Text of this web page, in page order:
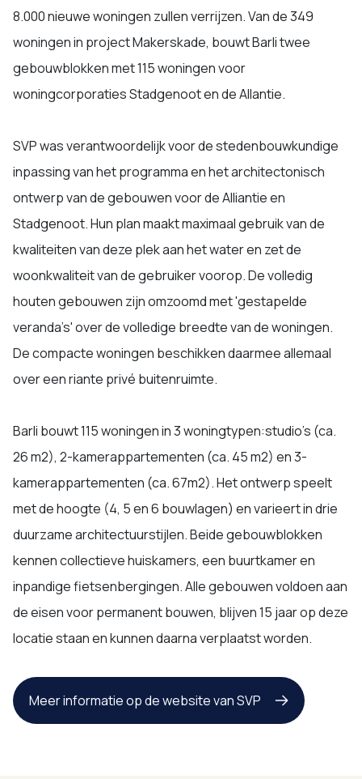
8.000 nieuwe woningen zullen verrijzen. Van de 349
woningen in project Makerskade, bouwt Barli twee
gebouwblokken met 115 woningen voor
woningcorporaties Stadgenoot en de Allantie.
SVP was verantwoordelijk voor de stedenbouwkundige
inpassing van het programma en het architectonisch
ontwerp van de gebouwen voor de Alliantie en
Stadgenoot. Hun plan maakt maximaal gebruik van de
kwaliteiten van deze plek aan het water en zet de
woonkwaliteit van de gebruiker voorop. De volledig
houten gebouwen zijn omzoomd met 'gestapelde
veranda’s' over de volledige breedte van de woningen.
De compacte woningen beschikken daarmee allemaal
over een riante privé buitenruimte.
Barli bouwt 115 woningen in 3 woningtypen:studio’s (ca.
26 m2), 2-kamerappartementen (ca. 45 m2) en 3-
kamerappartementen (ca. 67m2). Het ontwerp speelt
met de hoogte (4, 5 en 6 bouwlagen) en varieert in drie
duurzame architectuurstijlen. Beide gebouwblokken
kennen collectieve huiskamers, een buurtkamer en
inpandige fietsenbergingen. Alle gebouwen voldoen aan
de eisen voor permanent bouwen, blijven 15 jaar op deze
locatie staan en kunnen daarna verplaatst worden.
Meer informatie op de website van SVP